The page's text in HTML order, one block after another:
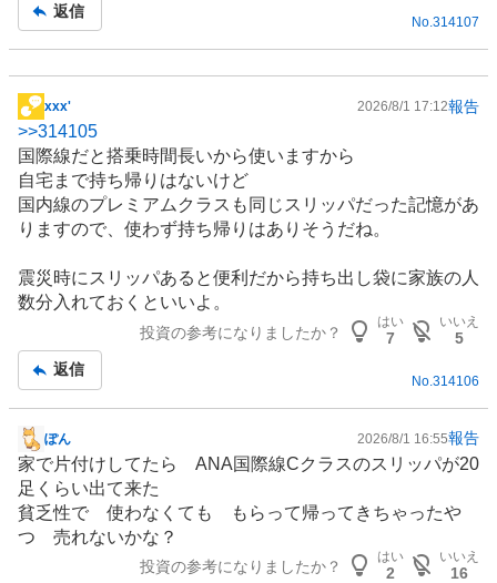
返信
No.314107
掲
示
板
記
事
xxx' 2026/8/1 17:12報告
>>314105
国際線だと搭乗時間長いから使いますから
自宅まで持ち帰りはないけど
国内線のプレミアムクラスも同じスリッパだった記憶があ
りますので、使わず持ち帰りはありそうだね。
震災時にスリッパあると便利だから持ち出し袋に家族の人
数分入れておくといいよ。
投資の参考になりましたか？
はい
7
いいえ
5
返信
No.314106
掲
示
板
記
事
ぽん 2026/8/1 16:55報告
家で片付けしてたら ANA国際線Cクラスのスリッパが20
足くらい出て来た
貧乏性で 使わなくても もらって帰ってきちゃったや
つ 売れないかな？
投資の参考になりましたか？
はい
2
いいえ
16